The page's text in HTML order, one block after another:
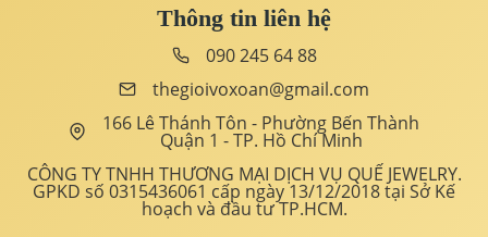
Thông tin liên hệ
090 245 64 88
thegioivoxoan@gmail.com
166 Lê Thánh Tôn - Phường Bến Thành
Quận 1 - TP. Hồ Chí Minh
CÔNG TY TNHH THƯƠNG MẠI DỊCH VỤ QUẾ JEWELRY.
GPKD số 0315436061 cấp ngày 13/12/2018 tại Sở Kế
hoạch và đầu tư TP.HCM.